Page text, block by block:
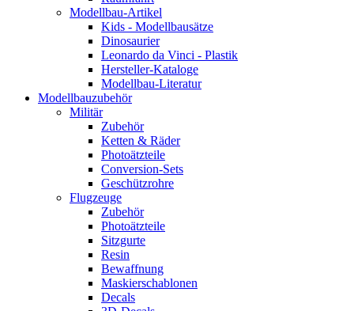
Modellbau-Artikel
Kids - Modellbausätze
Dinosaurier
Leonardo da Vinci - Plastik
Hersteller-Kataloge
Modellbau-Literatur
Modellbauzubehör
Militär
Zubehör
Ketten & Räder
Photoätzteile
Conversion-Sets
Geschützrohre
Flugzeuge
Zubehör
Photoätzteile
Sitzgurte
Resin
Bewaffnung
Maskierschablonen
Decals